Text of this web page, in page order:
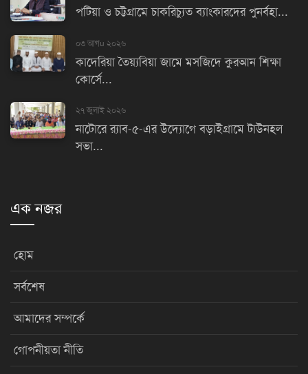
পটিয়া ও চট্টগ্রামে চাকরিচ্যুত ব্যাংকারদের পুনর্বহা...
০৩ আগu ২০২৬
কাদেরিয়া তৈয়্যবিয়া জামে মসজিদে কুরআন শিক্ষা
কোর্সে...
২৭ জুলাই ২০২৬
নাটোরে র‌্যাব-৫-এর উদ্যোগে বড়াইগ্রামে টাউনহল
সভা...
এক নজর
হোম
সর্বশেষ
আমাদের সম্পর্কে
গোপনীয়তা নীতি